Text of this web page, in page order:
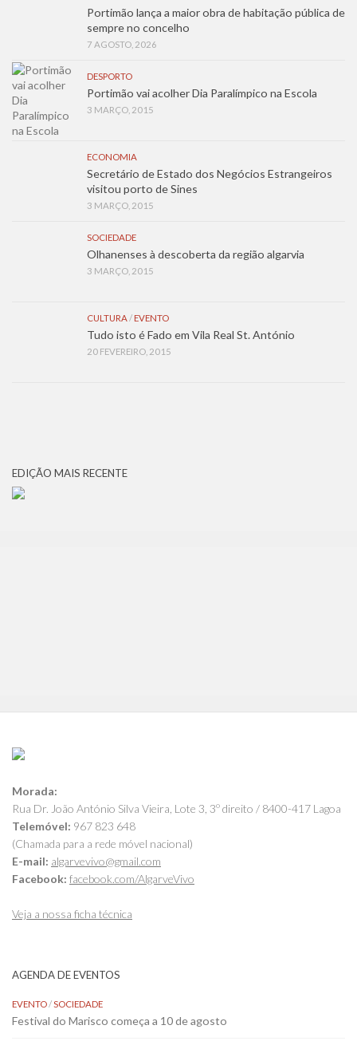
Portimão lança a maior obra de habitação pública de
sempre no concelho
7 AGOSTO, 2026
DESPORTO
Portimão vai acolher Dia Paralímpico na Escola
3 MARÇO, 2015
ECONOMIA
Secretário de Estado dos Negócios Estrangeiros
visitou porto de Sines
3 MARÇO, 2015
SOCIEDADE
Olhanenses à descoberta da região algarvia
3 MARÇO, 2015
CULTURA/ EVENTO
Tudo isto é Fado em Vila Real St. António
20 FEVEREIRO, 2015
EDIÇÃO MAIS RECENTE
Morada:
Rua Dr. João António Silva Vieira, Lote 3, 3º direito / 8400-417 Lagoa
Telemóvel: 967 823 648
(Chamada para a rede móvel nacional)
E-mail: algarvevivo@gmail.com
Facebook: facebook.com/AlgarveVivo
Veja a nossa ficha técnica
AGENDA DE EVENTOS
EVENTO/SOCIEDADE
Festival do Marisco começa a 10 de agosto